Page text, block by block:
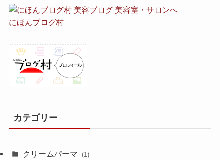
にほんブログ村
カテゴリー
クリームパーマ (1)